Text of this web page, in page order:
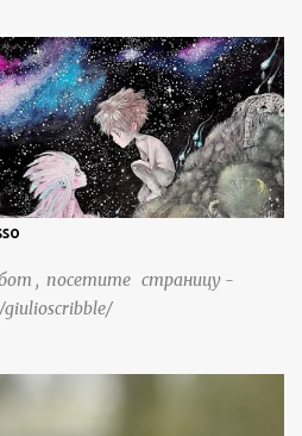
шести или семи поколений.
, посетите страницу -